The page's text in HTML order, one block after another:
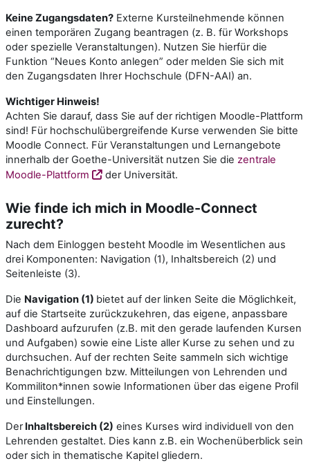
Keine Zugangsdaten? Externe Kursteilnehmende können
einen temporären Zugang beantragen (z. B. für Workshops
oder spezielle Veranstaltungen). Nutzen Sie hierfür die
Funktion “Neues Konto anlegen” oder melden Sie sich mit
den Zugangsdaten Ihrer Hochschule (DFN-AAI) an.
Wichtiger Hinweis!
Achten Sie darauf, dass Sie auf der richtigen Moodle-Plattform
sind! Für hochschulübergreifende Kurse verwenden Sie bitte
Moodle Connect. Für Veranstaltungen und Lernangebote
innerhalb der Goethe-Universität nutzen Sie die zentrale
Moodle-Plattform
der Universität.
Wie finde ich mich in Moodle-Connect
zurecht?
Nach dem Einloggen besteht Moodle im Wesentlichen aus
drei Komponenten: Navigation (1), Inhaltsbereich (2) und
Seitenleiste (3).
Die Navigation (1) bietet auf der linken Seite die Möglichkeit,
auf die Startseite zurückzukehren, das eigene, anpassbare
Dashboard aufzurufen (z.B. mit den gerade laufenden Kursen
und Aufgaben) sowie eine Liste aller Kurse zu sehen und zu
durchsuchen. Auf der rechten Seite sammeln sich wichtige
Benachrichtigungen bzw. Mitteilungen von Lehrenden und
Kommiliton*innen sowie Informationen über das eigene Profil
und Einstellungen.
DerInhaltsbereich (2) eines Kurses wird individuell von den
Lehrenden gestaltet. Dies kann z.B. ein Wochenüberblick sein
oder sich in thematische Kapitel gliedern.